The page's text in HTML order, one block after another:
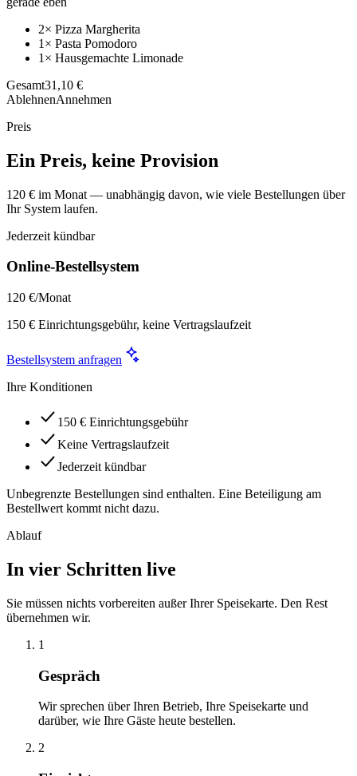
2× Pizza Margherita
1× Pasta Pomodoro
1× Hausgemachte Limonade
Gesamt31,10 €
AblehnenAnnehmen
Preis
Ein Preis, keine Provision
120 € im Monat — unabhängig davon, wie viele Bestellungen über
Ihr System laufen.
Jederzeit kündbar
Online-Bestellsystem
120 €/Monat
150 € Einrichtungsgebühr, keine Vertragslaufzeit
Bestellsystem anfragen
Ihre Konditionen
150 € Einrichtungsgebühr
Keine Vertragslaufzeit
Jederzeit kündbar
Unbegrenzte Bestellungen sind enthalten. Eine Beteiligung am
Bestellwert kommt nicht dazu.
Ablauf
In vier Schritten live
Sie müssen nichts vorbereiten außer Ihrer Speisekarte. Den Rest
übernehmen wir.
1
Gespräch
Wir sprechen über Ihren Betrieb, Ihre Speisekarte und
darüber, wie Ihre Gäste heute bestellen.
2